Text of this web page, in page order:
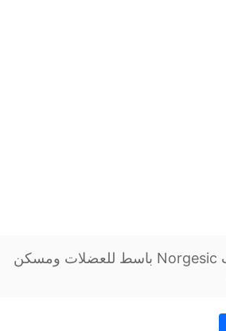
نورجيسيك حبوب Norgesic باسط للعضلات ومسكن